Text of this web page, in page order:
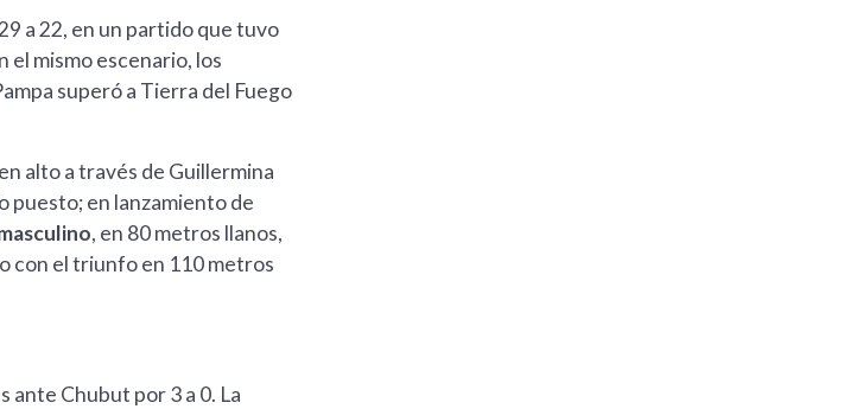
a 22, en un partido que tuvo
el mismo escenario, los
superó a Tierra del Fuego
alto a través de Guillermina
puesto; en lanzamiento de
, en 80 metros llanos,
con el triunfo en 110 metros
ante Chubut por 3 a 0. La